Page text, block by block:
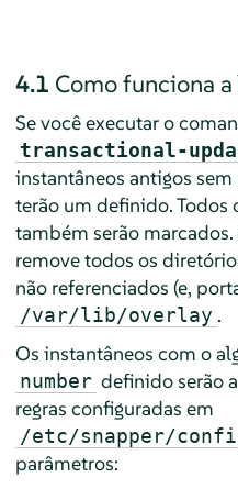
4.1 Como funciona
Se você executar o
transactional-
instantâneos antigos
terão um definido. Todos
também serão
remove todos os
não referenciados (e,
/var/lib/overlay .
Os instantâneos com o
number definido serão
regras configuradas em
/etc/snapper/
parâmetros: